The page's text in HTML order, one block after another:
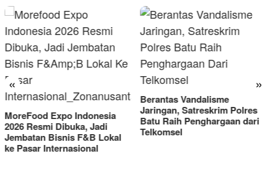
« »
Lokal
Berantas Vandalisme
Jaringan, Satreskrim Polres
Batu Raih Penghargaan dari
Telkomsel
RM OG Alami
Omset di Porprov
2025